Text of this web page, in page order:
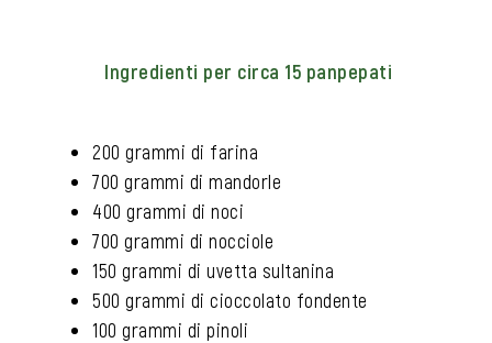
Ingredienti per circa 15 panpepati
200 grammi di farina
700 grammi di mandorle
400 grammi di noci
700 grammi di nocciole
150 grammi di uvetta sultanina
500 grammi di cioccolato fondente
100 grammi di pinoli